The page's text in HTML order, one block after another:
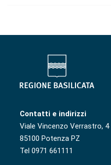
Contatti e indirizzi
Viale Vincenzo Verrastro, 4
85100 Potenza PZ
Tel 0971 661111